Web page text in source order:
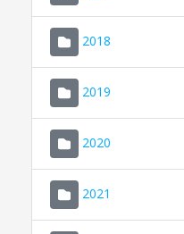
2018
2019
2020
2021